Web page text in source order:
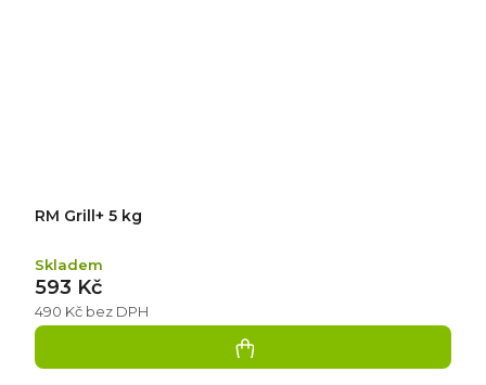
RM Grill+ 5 kg
Skladem
490 Kč bez DPH
593 Kč